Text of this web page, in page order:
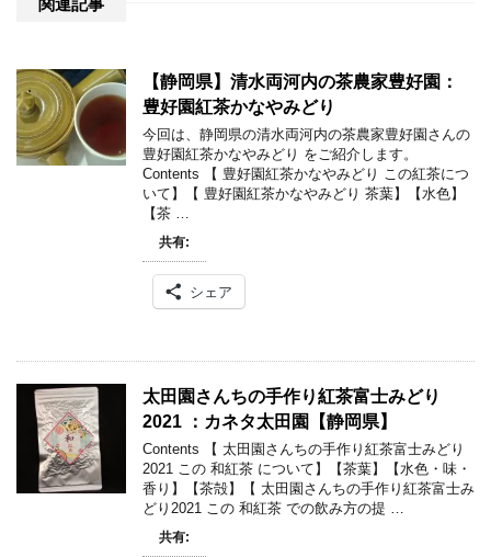
関連記事
【静岡県】清水両河内の茶農家豊好園：
豊好園紅茶かなやみどり
今回は、静岡県の清水両河内の茶農家豊好園さんの
豊好園紅茶かなやみどり をご紹介します。
Contents 【 豊好園紅茶かなやみどり この紅茶につ
いて】【 豊好園紅茶かなやみどり 茶葉】【水色】
【茶 …
共有:
シェア
太田園さんちの手作り紅茶富士みどり
2021 ：カネタ太田園【静岡県】
Contents 【 太田園さんちの手作り紅茶富士みどり
2021 この 和紅茶 について】【茶葉】【水色・味・
香り】【茶殻】【 太田園さんちの手作り紅茶富士み
どり2021 この 和紅茶 での飲み方の提 …
共有: